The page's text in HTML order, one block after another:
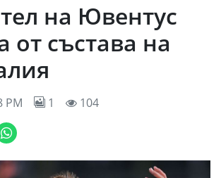
на Ювентус
от състава на
PM 1 104